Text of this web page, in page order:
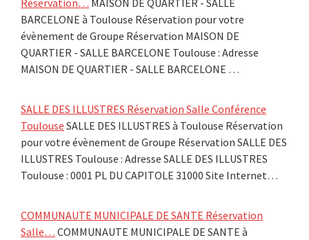
BARCELONE à Toulouse Réservation pour votre
évènement de Groupe Réservation MAISON DE
QUARTIER - SALLE BARCELONE Toulouse : Adresse
MAISON DE QUARTIER - SALLE BARCELONE …
SALLE DES ILLUSTRES Réservation Salle Conférence
Toulouse SALLE DES ILLUSTRES à Toulouse Réservation
pour votre évènement de Groupe Réservation SALLE DES
ILLUSTRES Toulouse : Adresse SALLE DES ILLUSTRES
Toulouse : 0001 PL DU CAPITOLE 31000 Site Internet…
COMMUNAUTE MUNICIPALE DE SANTE Réservation
Salle… COMMUNAUTE MUNICIPALE DE SANTE à